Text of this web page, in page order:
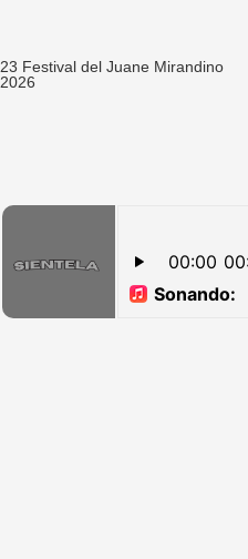
23 Festival del Juane Mirandino
2026